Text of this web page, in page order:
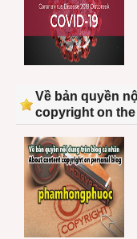
Về bản quyền
copyright on